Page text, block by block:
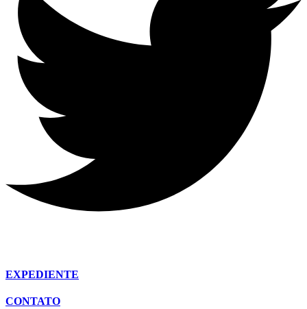
EXPEDIENTE
CONTATO